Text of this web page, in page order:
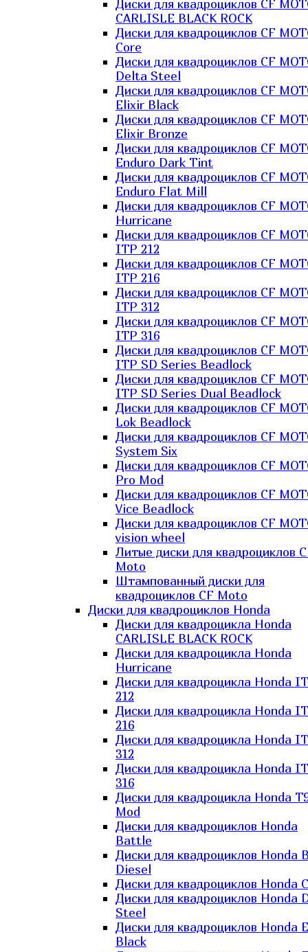
Диски для квадроциклов CF
CARLISLE BLACK ROCK
Диски для квадроциклов CF
Core
Диски для квадроциклов CF
Delta Steel
Диски для квадроциклов CF
Elixir Black
Диски для квадроциклов CF
Elixir Bronze
Диски для квадроциклов CF
Enduro Dark Tint
Диски для квадроциклов CF
Enduro Flat Mill
Диски для квадроциклов CF
Hurricane
Диски для квадроциклов CF
ITP 212
Диски для квадроциклов CF
ITP 216
Диски для квадроциклов CF
ITP 312
Диски для квадроциклов CF
ITP 316
Диски для квадроциклов CF
ITP SD Series Beadlock
Диски для квадроциклов CF
ITP SD Series Dual Beadlock
Диски для квадроциклов CF
Lok Beadlock
Диски для квадроциклов CF
System Six
Диски для квадроциклов CF
Pro Mod
Диски для квадроциклов CF
Vice Beadlock
Диски для квадроциклов CF
vision wheel
Литые диски для квадроциклов
Moto
Штампованный диски для
квадроциклов CF Moto
Диски для квадроциклов Honda
Диски для квадроцикла Honda
CARLISLE BLACK ROCK
Диски для квадроцикла Honda
Hurricane
Диски для квадроцикла Honda
212
Диски для квадроцикла Honda
216
Диски для квадроцикла Honda
312
Диски для квадроцикла Honda
316
Диски для квадроцикла Honda
Mod
Диски для квадроциклов Honda
Battle
Диски для квадроциклов Honda
Diesel
Диски для квадроциклов Honda
Диски для квадроциклов Honda
Steel
Диски для квадроциклов Honda
Black